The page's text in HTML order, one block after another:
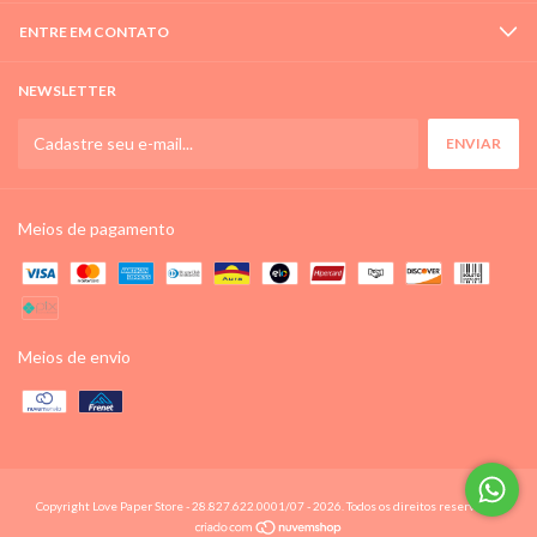
ENTRE EM CONTATO
NEWSLETTER
Meios de pagamento
Meios de envio
Copyright Love Paper Store - 28.827.622.0001/07 - 2026. Todos os direitos reservados.